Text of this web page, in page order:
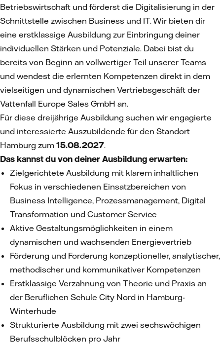
Betriebswirtschaft und förderst die Digitalisierung in der
Schnittstelle zwischen Business und IT. Wir bieten dir
eine erstklassige Ausbildung zur Einbringung deiner
individuellen Stärken und Potenziale. Dabei bist du
bereits von Beginn an vollwertiger Teil unserer Teams
und wendest die erlernten Kompetenzen direkt in dem
vielseitigen und dynamischen Vertriebsgeschäft der
Vattenfall Europe Sales GmbH an.
Für diese dreijährige Ausbildung suchen wir engagierte
und interessierte Auszubildende für den Standort
Hamburg zum 15.08.2027.
Das kannst du von deiner Ausbildung erwarten:
Zielgerichtete Ausbildung mit klarem inhaltlichen
Fokus in verschiedenen Einsatzbereichen von
Business Intelligence, Prozessmanagement, Digital
Transformation und Customer Service
Aktive Gestaltungsmöglichkeiten in einem
dynamischen und wachsenden Energievertrieb
Förderung und Forderung konzeptioneller, analytischer,
methodischer und kommunikativer Kompetenzen
Erstklassige Verzahnung von Theorie und Praxis an
der Beruflichen Schule City Nord in Hamburg-
Winterhude
Strukturierte Ausbildung mit zwei sechswöchigen
Berufsschulblöcken pro Jahr